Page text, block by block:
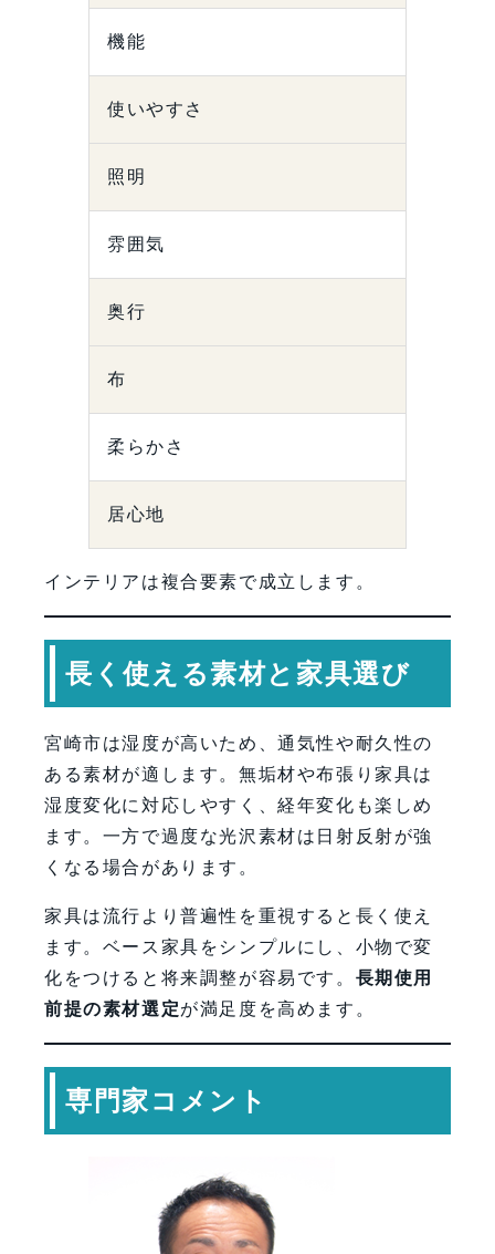
機能
使いやすさ
照明
雰囲気
奥行
布
柔らかさ
居心地
インテリアは複合要素で成立します。
長く使える素材と家具選び
宮崎市は湿度が高いため、通気性や耐久性の
ある素材が適します。無垢材や布張り家具は
湿度変化に対応しやすく、経年変化も楽しめ
ます。一方で過度な光沢素材は日射反射が強
くなる場合があります。
家具は流行より普遍性を重視すると長く使え
ます。ベース家具をシンプルにし、小物で変
化をつけると将来調整が容易です。 長期使用
前提の素材選定が満足度を高めます。
専門家コメント